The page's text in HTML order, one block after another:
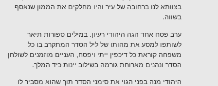
בצוותא לנו ברחובה של עיר והיו מחלקים את הממון שנאסף
בשווה.
ערב פסח אחד הגה היהודי רעיון. במילים ספורות תיאר
לשותפו למסע את מהותו של ליל הסדר המתקרב בו כל
משפחה קוראת כל דיכפין ייתי ויפסח, העניים מוזמנים לשולחן
הסדר ונהנים מארוחת גורמה בשילוב יינות כיד המלך.
היהודי מנה בפני הגוי את סימני הסדר תוך שהוא מסביר לו